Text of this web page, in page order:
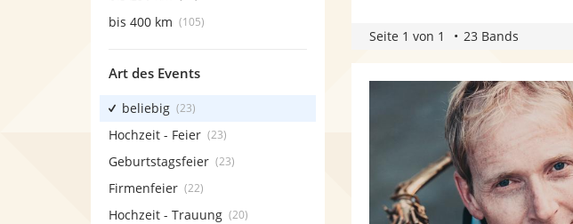
Seite 1 von 1 23 Bands
bis 400 km (105)
Art des Events
beliebig (23)
Hochzeit - Feier (23)
Geburtstagsfeier (23)
Firmenfeier (22)
Hochzeit - Trauung (20)